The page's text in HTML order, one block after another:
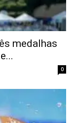
medalhas
0